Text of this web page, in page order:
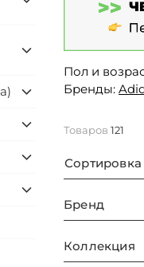
Пол и
Бренды:
Товаров 121
Сортировка
Бренд
Коллекция